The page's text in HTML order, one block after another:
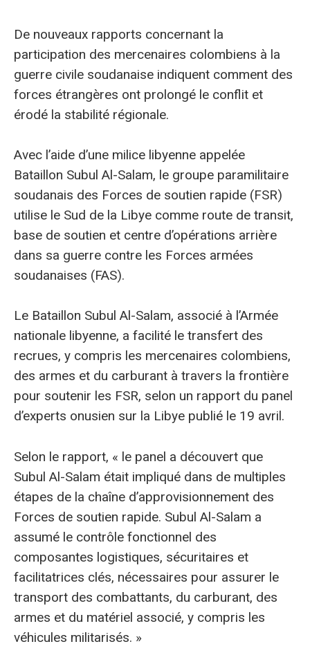
De nouveaux rapports concernant la
participation des mercenaires colombiens à la
guerre civile soudanaise indiquent comment des
forces étrangères ont prolongé le conflit et
érodé la stabilité régionale.
Avec l’aide d’une milice libyenne appelée
Bataillon Subul Al-Salam, le groupe paramilitaire
soudanais des Forces de soutien rapide (FSR)
utilise le Sud de la Libye comme route de transit,
base de soutien et centre d’opérations arrière
dans sa guerre contre les Forces armées
soudanaises (FAS).
Le Bataillon Subul Al-Salam, associé à l’Armée
nationale libyenne, a facilité le transfert des
recrues, y compris les mercenaires colombiens,
des armes et du carburant à travers la frontière
pour soutenir les FSR, selon un rapport du panel
d’experts onusien sur la Libye publié le 19 avril.
Selon le rapport, « le panel a découvert que
Subul Al-Salam était impliqué dans de multiples
étapes de la chaîne d’approvisionnement des
Forces de soutien rapide. Subul Al-Salam a
assumé le contrôle fonctionnel des
composantes logistiques, sécuritaires et
facilitatrices clés, nécessaires pour assurer le
transport des combattants, du carburant, des
armes et du matériel associé, y compris les
véhicules militarisés. »